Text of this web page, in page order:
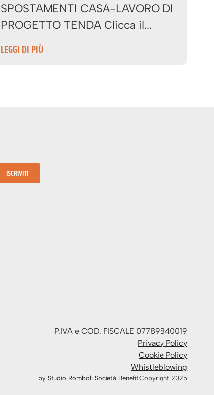
SPOSTAMENTI CASA-LAVORO DI
PROGETTO TENDA Clicca il...
LEGGI DI PIÙ
ISCRIVITI
P.IVA e COD. FISCALE 07789840019
Privacy Policy
Cookie Policy
Whistleblowing
by Studio Romboli Società BenefitCopyright 2025